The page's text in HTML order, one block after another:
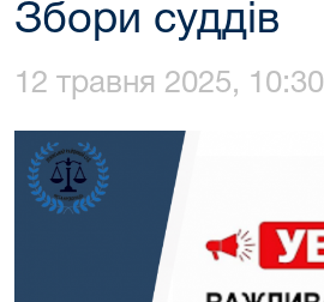
Збори суддів
12 травня 2025, 10:30